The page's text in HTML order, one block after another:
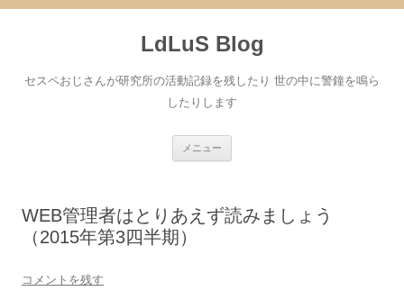
へ
ス
LdLuS Blog
セスペおじさんが研究所の活動記録を残したり 世の中に警鐘を鳴ら
したりします
メニュー
WEB管理者はとりあえず読みましょう
（2015年第3四半期）
コメントを残す